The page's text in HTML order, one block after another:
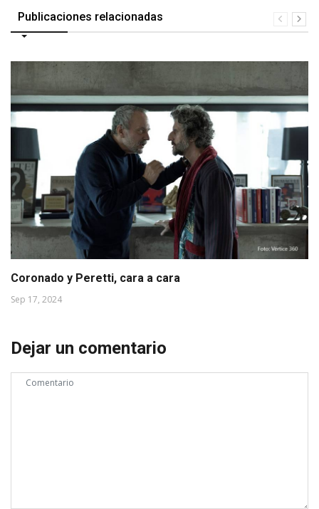
Publicaciones relacionadas
Coronado y Peretti, cara a cara
Sep 17, 2024
Dejar un comentario